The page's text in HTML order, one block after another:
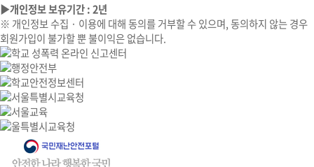
▶개인정보 보유기간 : 2년
※ 개인정보 수집 · 이용에 대해 동의를 거부할 수 있으며, 동의하지 않는 경우
회원가입이 불가할 뿐 불이익은 없습니다.